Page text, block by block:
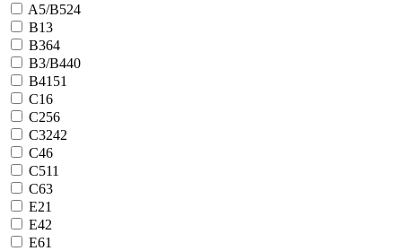
A5/B524
B13
B364
B3/B440
B4151
C16
C256
C3242
C46
C511
C63
E21
E42
E61